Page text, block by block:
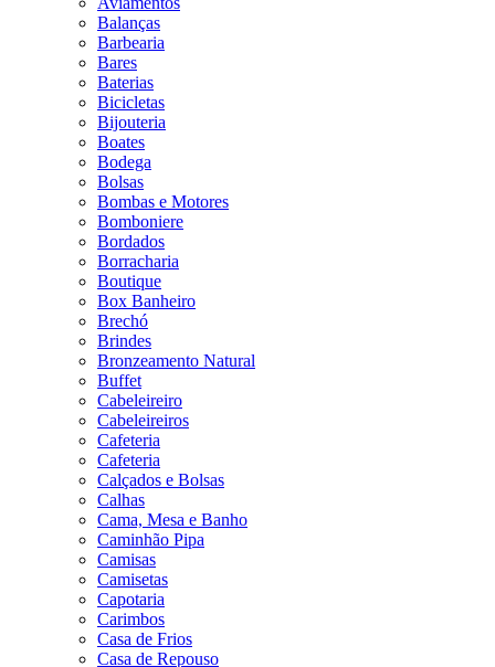
Balanças
Barbearia
Bares
Baterias
Bicicletas
Bijouteria
Boates
Bodega
Bolsas
Bombas e Motores
Bomboniere
Bordados
Borracharia
Boutique
Box Banheiro
Brechó
Brindes
Bronzeamento Natural
Buffet
Cabeleireiro
Cabeleireiros
Cafeteria
Cafeteria
Calçados e Bolsas
Calhas
Cama, Mesa e Banho
Caminhão Pipa
Camisas
Camisetas
Capotaria
Carimbos
Casa de Frios
Casa de Repouso